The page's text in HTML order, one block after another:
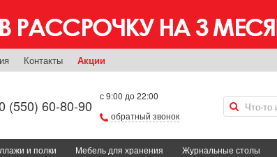
Контакты Акции
(550) 60-80-90
с 9:00 до 22:00
обратный звонок
и полки Мебель для хранения Журнальные столы